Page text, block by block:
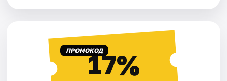
ПРОМОКОД17%